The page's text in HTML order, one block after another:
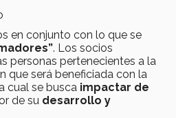
en conjunto con lo que se
. Los socios
personas pertenecientes a la
que será beneficiada con la
cual se busca impactar de
de su desarrollo y